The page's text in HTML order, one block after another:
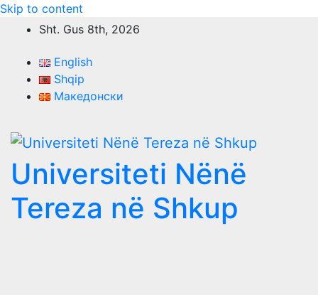
Skip to content
Sht. Gus 8th, 2026
English
Shqip
Македонски
Universiteti Nënë
Tereza në Shkup